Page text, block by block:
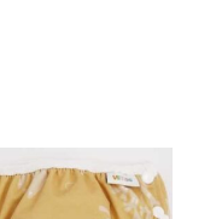
Este
producto